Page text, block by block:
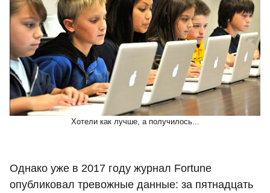
Хотели как лучше, а получилось...
Однако уже в 2017 году журнал Fortune
опубликовал тревожные данные: за пятнадцать